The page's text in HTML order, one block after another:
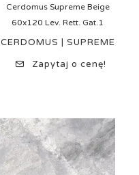
Cerdomus Supreme Beige
60x120 Lev. Rett. Gat.1
CERDOMUS | SUPREME
Zapytaj o cenę!